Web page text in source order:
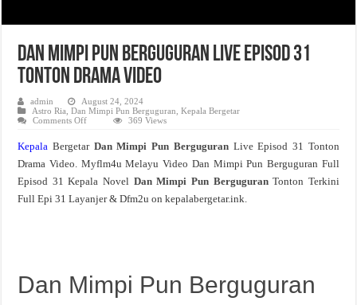
Dan Mimpi Pun Berguguran Live Episod 31
Tonton Drama Video
admin
August 24, 2024
Astro Ria ,Dan Mimpi Pun Berguguran ,Kepala Bergetar
Comments Offon
Pun
Live
Episod
31
Tonton
Drama
369 Views
Kepala Bergetar Dan Mimpi Pun Berguguran Live Episod 31 Tonton
Drama Video. Myflm4u Melayu Video Dan Mimpi Pun Berguguran Full
Episod 31 Kepala Novel Dan Mimpi Pun BerguguranTonton Terkini
Full Epi 31 Layanjer & Dfm2u on kepalabergetar.ink.
Dan Mimpi Pun Berguguran